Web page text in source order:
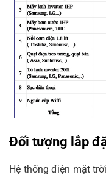
Đối tượng lắp
Hệ thống điện mặt